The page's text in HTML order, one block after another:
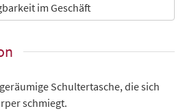
im Geschäft
Schultertasche, die sich
schmiegt.